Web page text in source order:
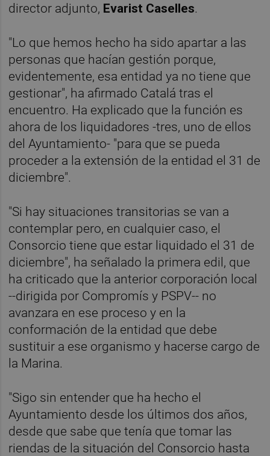
director adjunto, Evarist Caselles.
"Lo que hemos hecho ha sido apartar a las
personas que hacían gestión porque,
evidentemente, esa entidad ya no tiene que
gestionar", ha afirmado Catalá tras el
encuentro. Ha explicado que la función es
ahora de los liquidadores -tres, uno de ellos
del Ayuntamiento- "para que se pueda
proceder a la extensión de la entidad el 31 de
diciembre".
"Si hay situaciones transitorias se van a
contemplar pero, en cualquier caso, el
Consorcio tiene que estar liquidado el 31 de
diciembre", ha señalado la primera edil, que
ha criticado que la anterior corporación local
--dirigida por Compromís y PSPV-- no
avanzara en ese proceso y en la
conformación de la entidad que debe
sustituir a ese organismo y hacerse cargo de
la Marina.
"Sigo sin entender que ha hecho el
Ayuntamiento desde los últimos dos años,
desde que sabe que tenía que tomar las
riendas de la situación del Consorcio hasta